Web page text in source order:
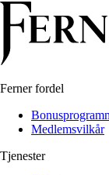
Ferner fordel
Medlemsvilkår
Tjenester